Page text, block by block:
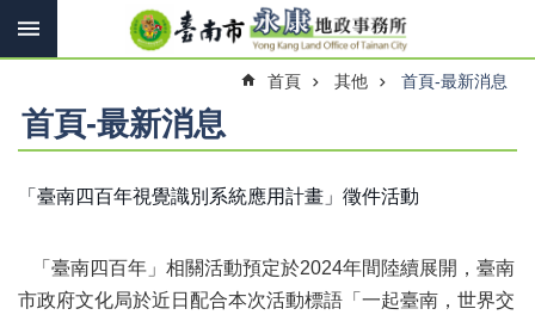
跳到主要內容區塊
搜
搜
尋
報
首頁 其他 首頁-最新消息
首頁-最新消息
「臺南四百年視覺識別系統應用計畫」徵件活動
「臺南四百年」相關活動預定於2024年間陸續展開，臺南
市政府文化局於近日配合本次活動標語「一起臺南，世界交